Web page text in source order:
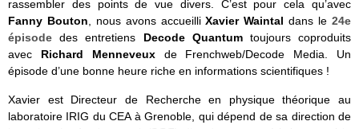
rassembler des points de vue divers. C’est pour cela qu’avec
Fanny Bouton, nous avons accueilliXavier Waintal dans le24e
épisode des entretiens Decode Quantum toujours coproduits
avec Richard Menneveux de Frenchweb/Decode Media. Un
épisode d’une bonne heure riche en informations scientifiques !
Xavier est Directeur de Recherche en physique théorique au
laboratoire IRIG du CEA à Grenoble, qui dépend de sa direction de